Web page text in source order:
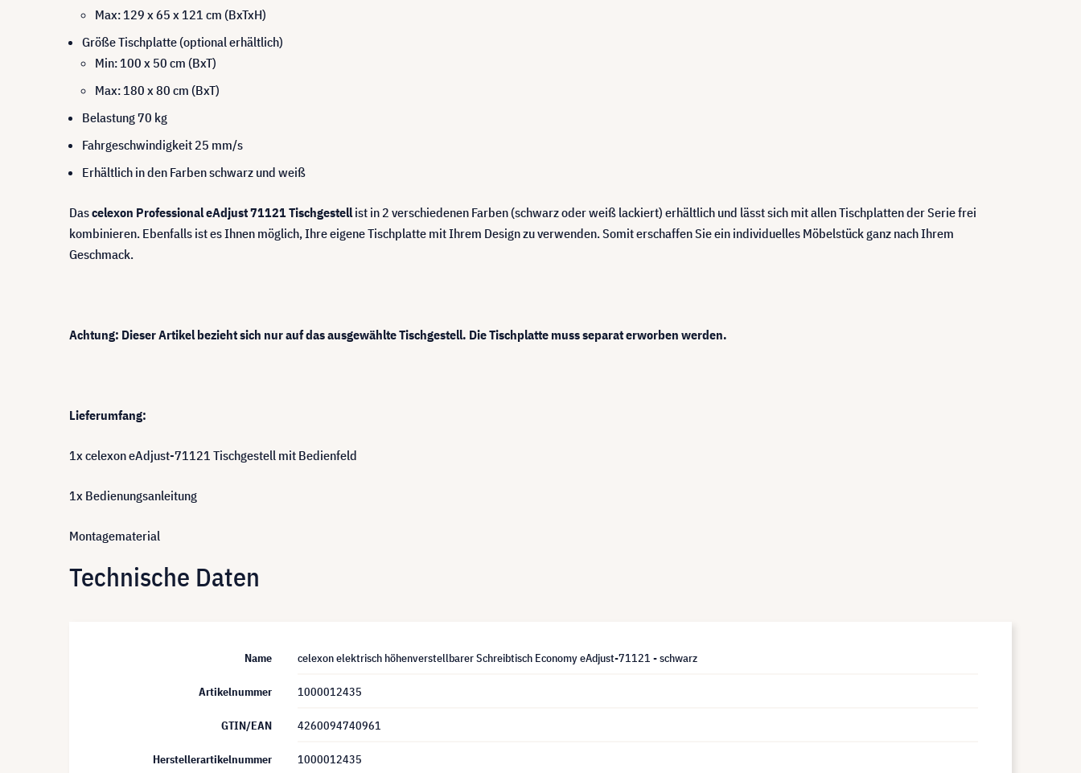
Max: 129 x 65 x 121 cm (BxTxH)
Größe Tischplatte (optional erhältlich)
Min: 100 x 50 cm (BxT)
Max: 180 x 80 cm (BxT)
Belastung 70 kg
Fahrgeschwindigkeit 25 mm/s
Erhältlich in den Farben schwarz und weiß
Dascelexon Professional eAdjust 71121 Tischgestellist in 2 verschiedenen Farben (schwarz oder weiß lackiert) erhältlich und lässt sich mit allen Tischplatten der Serie frei
kombinieren. Ebenfalls ist es Ihnen möglich, Ihre eigene Tischplatte mit Ihrem Design zu verwenden. Somit erschaffen Sie ein individuelles Möbelstück ganz nach Ihrem
Geschmack.
Achtung: Dieser Artikel bezieht sich nur auf das ausgewählte Tischgestell. Die Tischplatte muss separat erworben werden.
Lieferumfang:
1x celexon eAdjust-71121 Tischgestell mit Bedienfeld
1x Bedienungsanleitung
Montagematerial
Technische Daten
Name celexon elektrisch höhenverstellbarer Schreibtisch Economy eAdjust-71121 - schwarz
Artikelnummer 1000012435
GTIN/EAN 4260094740961
Herstellerartikelnummer 1000012435